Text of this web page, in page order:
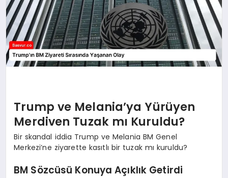
Trump ve Melania’ya Yürüyen
Merdiven Tuzak mı Kuruldu?
Bir skandal iddia Trump ve Melania BM Genel
Merkezi’ne ziyarette kasıtlı bir tuzak mı kuruldu?
BM Sözcüsü Konuya Açıklık Getirdi